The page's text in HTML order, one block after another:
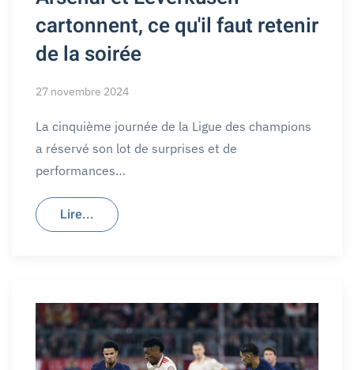
cartonnent, ce qu'il faut retenir
de la soirée
27 novembre 2024
La cinquième journée de la Ligue des champions
a réservé son lot de surprises et de
performances…
Lire...